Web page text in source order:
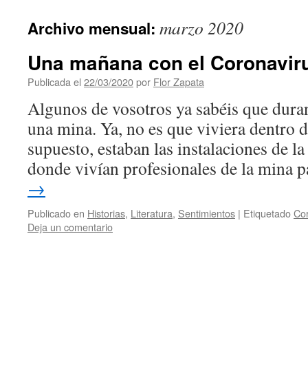
Archivo mensual: marzo 2020
Una mañana con el
Publicada el 22/03/2020por Flor Zapata
Algunos de vosotros ya sabéis que
una mina. Ya, no es que viviera dentro
supuesto, estaban las instalaciones de
donde vivían profesionales de la mina
→
Publicado en Historias, Literatura, Sentimientos | Etiquetado
Deja un comentario